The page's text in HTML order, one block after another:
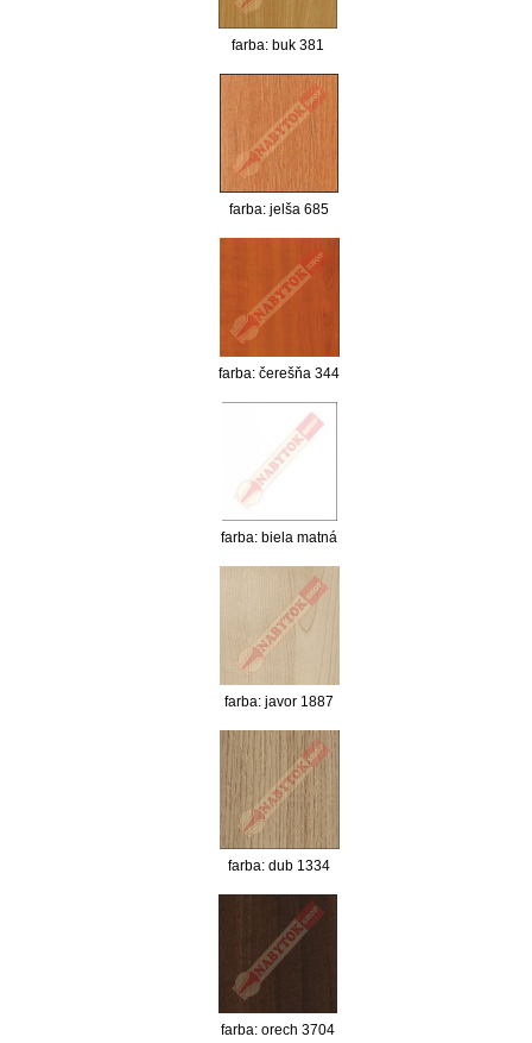
farba: buk 381
farba: jelša 685
farba: čerešňa 344
farba: biela matná
farba: javor 1887
farba: dub 1334
farba: orech 3704